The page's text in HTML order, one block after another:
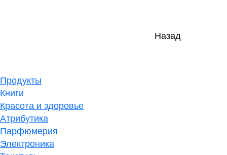
Назад
Продукты
Книги
Красота и здоровье
Атрибутика
Парфюмерия
Электроника